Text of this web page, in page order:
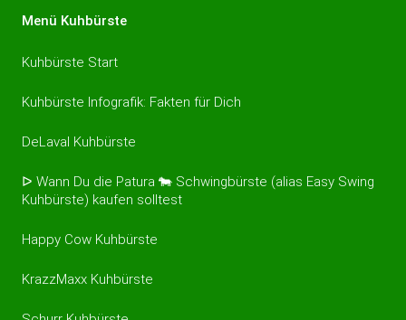
Menü Kuhbürste
Kuhbürste Start
Kuhbürste Infografik: Fakten für Dich
DeLaval Kuhbürste
ᐅ Wann Du die Patura 🐄 Schwingbürste (alias Easy Swing
Kuhbürste) kaufen solltest
Happy Cow Kuhbürste
KrazzMaxx Kuhbürste